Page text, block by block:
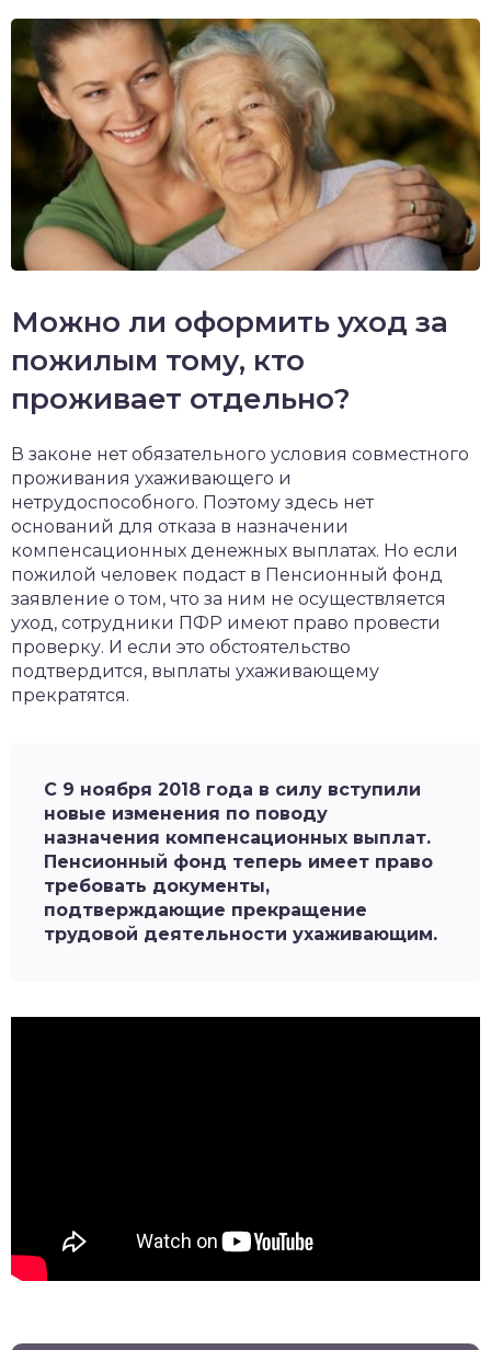
Можно ли оформить уход за
пожилым тому, кто
проживает отдельно?
В законе нет обязательного условия совместного
проживания ухаживающего и
нетрудоспособного. Поэтому здесь нет
оснований для отказа в назначении
компенсационных денежных выплатах. Но если
пожилой человек подаст в Пенсионный фонд
заявление о том, что за ним не осуществляется
уход, сотрудники ПФР имеют право провести
проверку. И если это обстоятельство
подтвердится, выплаты ухаживающему
прекратятся.
С 9 ноября 2018 года в силу вступили
новые изменения по поводу
назначения компенсационных выплат.
Пенсионный фонд теперь имеет право
требовать документы,
подтверждающие прекращение
трудовой деятельности ухаживающим.